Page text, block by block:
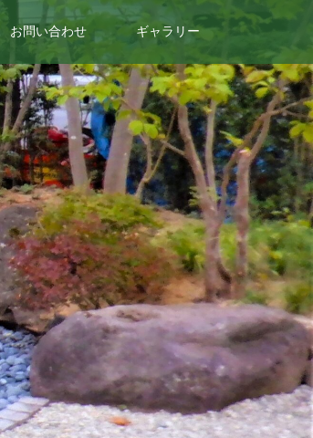
お問い合わせ ギャラリー